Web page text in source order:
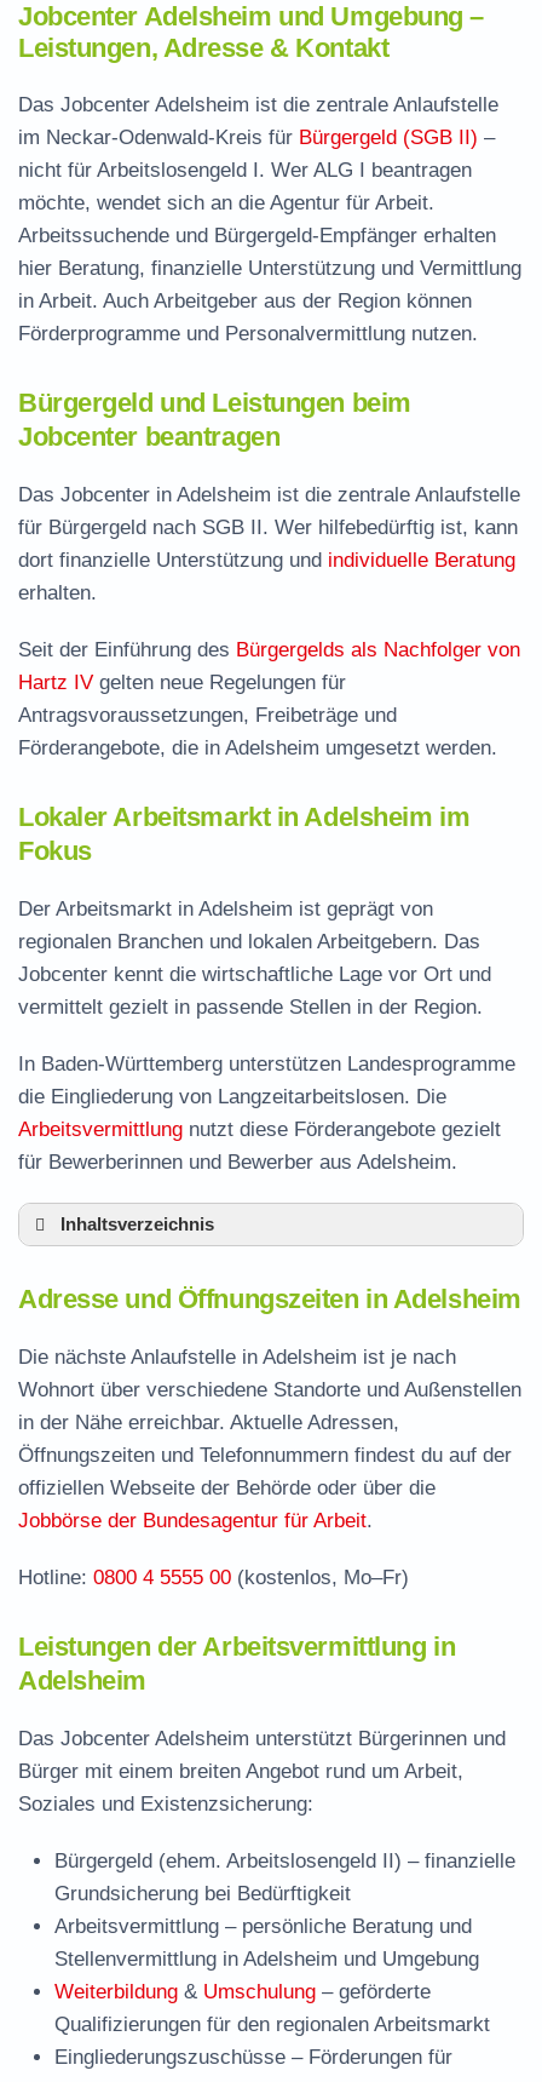
Jobcenter Adelsheim und Umgebung –
Leistungen, Adresse & Kontakt
Das Jobcenter Adelsheim ist die zentrale Anlaufstelle
im Neckar-Odenwald-Kreis für Bürgergeld (SGB II) –
nicht für Arbeitslosengeld I. Wer ALG I beantragen
möchte, wendet sich an die Agentur für Arbeit.
Arbeitssuchende und Bürgergeld-Empfänger erhalten
hier Beratung, finanzielle Unterstützung und Vermittlung
in Arbeit. Auch Arbeitgeber aus der Region können
Förderprogramme und Personalvermittlung nutzen.
Bürgergeld und Leistungen beim
Jobcenter beantragen
Das Jobcenter in Adelsheim ist die zentrale Anlaufstelle
für Bürgergeld nach SGB II. Wer hilfebedürftig ist, kann
dort finanzielle Unterstützung und individuelle Beratung
erhalten.
Seit der Einführung des Bürgergelds als Nachfolger von
Hartz IV gelten neue Regelungen für
Antragsvoraussetzungen, Freibeträge und
Förderangebote, die in Adelsheim umgesetzt werden.
Lokaler Arbeitsmarkt in Adelsheim im
Fokus
Der Arbeitsmarkt in Adelsheim ist geprägt von
regionalen Branchen und lokalen Arbeitgebern. Das
Jobcenter kennt die wirtschaftliche Lage vor Ort und
vermittelt gezielt in passende Stellen in der Region.
In Baden-Württemberg unterstützen Landesprogramme
die Eingliederung von Langzeitarbeitslosen. Die
Arbeitsvermittlung nutzt diese Förderangebote gezielt
für Bewerberinnen und Bewerber aus Adelsheim.
Inhaltsverzeichnis
Leistungen der Arbeitsvermittlung in
Adelsheim
Termin vereinbaren und Bürgergeld beantragen
Jobcenter Neckar-Odenwald-Kreis –
zuständige Stelle
Stellenangebote und Jobbörse in Adelsheim
Adresse und Öffnungszeiten in Adelsheim
Die nächste Anlaufstelle in Adelsheim ist je nach
Wohnort über verschiedene Standorte und Außenstellen
in der Nähe erreichbar. Aktuelle Adressen,
Öffnungszeiten und Telefonnummern findest du auf der
offiziellen Webseite der Behörde oder über die
Jobbörse der Bundesagentur für Arbeit.
Hotline: 0800 4 5555 00 (kostenlos, Mo–Fr)
Leistungen der Arbeitsvermittlung in
Adelsheim
Das Jobcenter Adelsheim unterstützt Bürgerinnen und
Bürger mit einem breiten Angebot rund um Arbeit,
Soziales und Existenzsicherung:
Bürgergeld (ehem. Arbeitslosengeld II) – finanzielle
Grundsicherung bei Bedürftigkeit
Arbeitsvermittlung – persönliche Beratung und
Stellenvermittlung in Adelsheim und Umgebung
Weiterbildung & Umschulung – geförderte
Qualifizierungen für den regionalen Arbeitsmarkt
Eingliederungszuschüsse – Förderungen für